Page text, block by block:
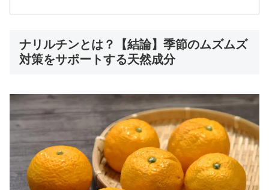
ナリルチンとは？【結論】季節のムズムズ
対策をサポートする天然成分